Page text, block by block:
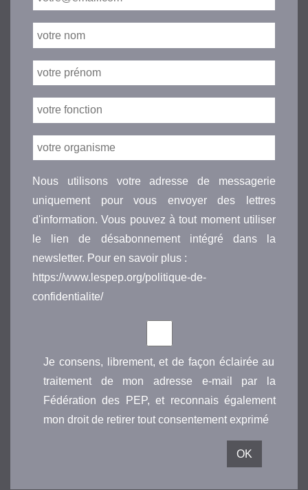
Nous utilisons votre adresse de messagerie
uniquement pour vous envoyer des lettres
d'information. Vous pouvez à tout moment utiliser
le lien de désabonnement intégré dans la
newsletter. Pour en savoir plus :
https://www.lespep.org/politique-de-
confidentialite/
Je consens, librement, et de façon éclairée au
traitement de mon adresse e-mail par la
Fédération des PEP, et reconnais également
mon droit de retirer tout consentement exprimé